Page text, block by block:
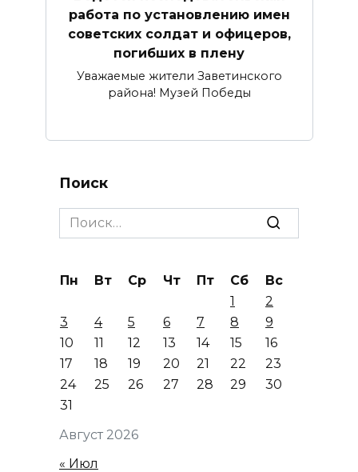
работа по установлению имен
советских солдат и офицеров,
погибших в плену
Уважаемые жители Заветинского
района! Музей Победы
Поиск
Search
for:
Август 2026
Пн Вт Ср Чт Пт Сб
Вс
1
2
3
4 5 6 7 8
9
10
11 12 13 14 15
16
17
18 19 20 21 22
23
24
25 26 27 28 29
30
31
« Июл